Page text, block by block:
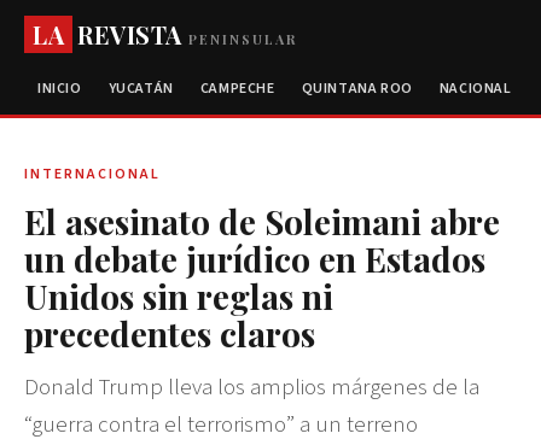
LA REVISTAPENINSULAR
INICIO YUCATÁN CAMPECHE QUINTANA ROO NACIONAL
INTERNACIONAL
El asesinato de Soleimani abre
un debate jurídico en Estados
Unidos sin reglas ni
precedentes claros
Donald Trump lleva los amplios márgenes de la
“guerra contra el terrorismo” a un terreno